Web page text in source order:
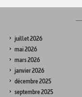
juillet 2026
mai 2026
mars 2026
janvier 2026
décembre 2025
septembre 2025